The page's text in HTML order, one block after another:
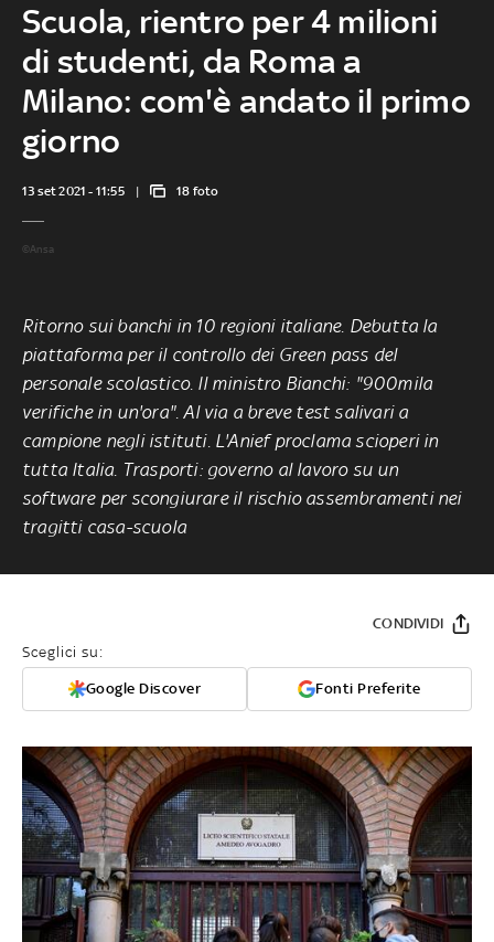
Scuola, rientro per 4 milioni
di studenti, da Roma a
Milano: com'è andato il primo
giorno
13 set 2021 - 11:55 18 foto
©Ansa
Ritorno sui banchi in 10 regioni italiane. Debutta la
piattaforma per il controllo dei Green pass del
personale scolastico. Il ministro Bianchi: "900mila
verifiche in un'ora". Al via a breve test salivari a
campione negli istituti. L'Anief proclama scioperi in
tutta Italia. Trasporti: governo al lavoro su un
software per scongiurare il rischio assembramenti nei
tragitti casa-scuola
Sceglici su:
Google Discover Fonti Preferite
CONDIVIDI